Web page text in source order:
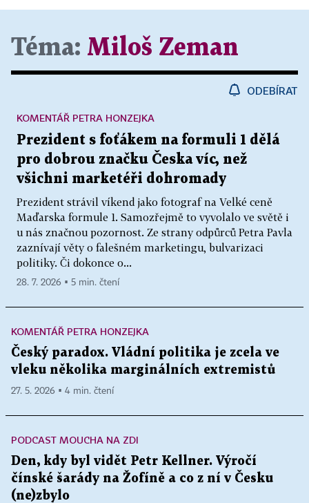
Téma: Miloš Zeman
ODEBÍRAT
Prezident s foťákem na formuli 1 dělá
pro dobrou značku Česka víc, než
všichni marketéři dohromady
Prezident strávil víkend jako fotograf na Velké ceně
Maďarska formule 1. Samozřejmě to vyvolalo ve světě i
u nás značnou pozornost. Ze strany odpůrců Petra Pavla
zaznívají věty o falešném marketingu, bulvarizaci
politiky. Či dokonce o...
KOMENTÁŘ PETRA HONZEJKA
28. 7. 2026 ▪ 5 min. čtení
KOMENTÁŘ PETRA HONZEJKA
Český paradox. Vládní politika je zcela ve
vleku několika marginálních extremistů
27. 5. 2026 ▪ 4 min. čtení
PODCAST MOUCHA NA ZDI
Den, kdy byl vidět Petr Kellner. Výročí
čínské šarády na Žofíně a co z ní v Česku
(ne)zbylo